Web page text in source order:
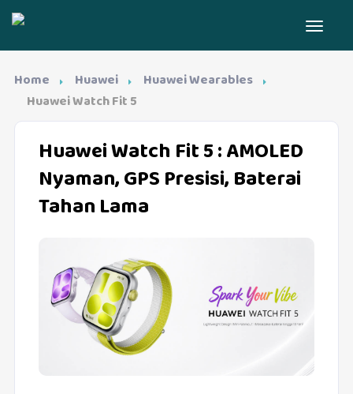
Home Huawei
Huawei Wearables
Huawei Watch Fit 5
Huawei Watch Fit 5: AMOLED
Nyaman, GPS Presisi, Baterai
Tahan Lama